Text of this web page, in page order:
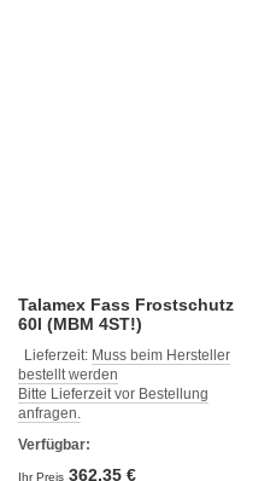
Talamex Fass Frostschutz
60l (MBM 4ST!)
Lieferzeit: Muss beim Hersteller
bestellt werden
Bitte Lieferzeit vor Bestellung
anfragen.
Verfügbar:
Ihr Preis 362,35 €